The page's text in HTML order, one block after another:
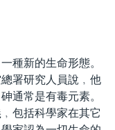
種新的生命形態。
署研究人員說﹐他
通常是有毒元素。
包括科學家在其它